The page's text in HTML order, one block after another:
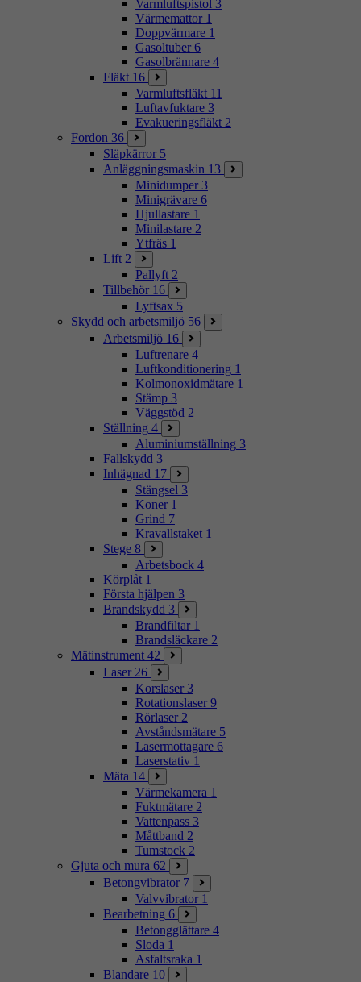
Varmluftspistol 3
Värmemattor 1
Doppvärmare 1
Gasoltuber 6
Gasolbrännare 4
Fläkt 16
Varmluftsfläkt 11
Luftavfuktare 3
Evakueringsfläkt 2
Fordon 36
Släpkärror 5
Anläggningsmaskin 13
Minidumper 3
Minigrävare 6
Hjullastare 1
Minilastare 2
Ytfräs 1
Lift 2
Pallyft 2
Tillbehör 16
Lyftsax 5
Skydd och arbetsmiljö 56
Arbetsmiljö 16
Luftrenare 4
Luftkonditionering 1
Kolmonoxidmätare 1
Stämp 3
Väggstöd 2
Ställning 4
Aluminiumställning 3
Fallskydd 3
Inhägnad 17
Stängsel 3
Koner 1
Grind 7
Kravallstaket 1
Stege 8
Arbetsbock 4
Körplåt 1
Första hjälpen 3
Brandskydd 3
Brandfiltar 1
Brandsläckare 2
Mätinstrument 42
Laser 26
Korslaser 3
Rotationslaser 9
Rörlaser 2
Avståndsmätare 5
Lasermottagare 6
Laserstativ 1
Mäta 14
Värmekamera 1
Fuktmätare 2
Vattenpass 3
Måttband 2
Tumstock 2
Gjuta och mura 62
Betongvibrator 7
Valvvibrator 1
Bearbetning 6
Betongglättare 4
Sloda 1
Asfaltsraka 1
Blandare 10